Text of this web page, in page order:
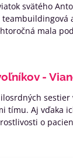
svätého
mala
do Soľnej
-
sestier
tímu. Aj vďaka
o
onkologického)